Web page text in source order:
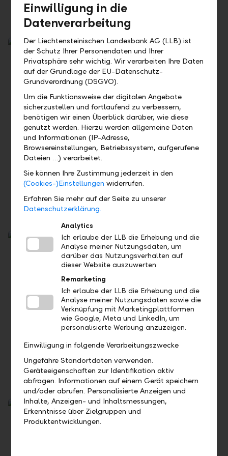
Tragbarkeit aus und was bedeutet sie?
Alles über Steuern
Wohnortswechsel oder Einkauf in die Pensionskasse.
Alles über Vorsorge
Berechnen Sie Ihr Alterseinkommen und prüfen Sie, was
Sie mit Einkäufen in die Pensionskasse erreichen können.
Einwilligung in die
Datenverarbeitung
Der Liechtensteinischen Landesbank AG (LLB) ist
der Schutz Ihrer Personendaten und Ihrer
Privatsphäre sehr wichtig. Wir verarbeiten Ihre Daten
auf der Grundlage der EU-Datenschutz-
Grundverordnung (DSGVO).
Um die Funktionsweise der digitalen Angebote
sicherzustellen und fortlaufend zu verbessern,
benötigen wir einen Überblick darüber, wie diese
genutzt werden. Hierzu werden allgemeine Daten
und Informationen (IP-Adresse,
Browsereinstellungen, Betriebssystem, aufgerufene
Dateien …) verarbeitet.
Sie können Ihre Zustimmung jederzeit in den
(Cookies-)Einstellungen widerrufen.
Erfahren Sie mehr auf der Seite zu unserer
Datenschutzerklärung.
Analytics
Ich erlaube der LLB die Erhebung und die
Analyse meiner Nutzungsdaten, um
darüber das Nutzungsverhalten auf
dieser Website auszuwerten
Remarketing
Ich erlaube der LLB die Erhebung und die
Analyse meiner Nutzungsdaten sowie die
Verknüpfung mit Marketingplattformen
wie Google, Meta und LinkedIn, um
personalisierte Werbung anzuzeigen.
Einwilligung in folgende Verarbeitungszwecke
Ungefähre Standortdaten verwenden.
Geräteeigenschaften zur Identifikation aktiv
abfragen. Informationen auf einem Gerät speichern
und/oder abrufen. Personalisierte Anzeigen und
Inhalte, Anzeigen- und Inhaltsmessungen,
Erkenntnisse über Zielgruppen und
Produktentwicklungen.